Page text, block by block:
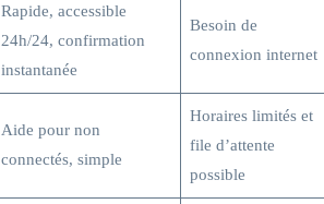
Rapide, accessible
24h/24, confirmation
instantanée
Besoin de
connexion internet
Aide pour non
connectés, simple
Horaires limités et
file d’attente
possible